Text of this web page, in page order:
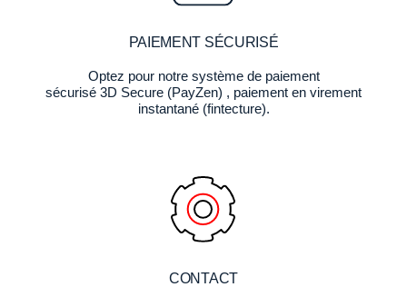
PAIEMENT SÉCURISÉ
Optez pour notre système de paiement
sécurisé 3D Secure (PayZen) , paiement en virement
instantané (fintecture).
CONTACT